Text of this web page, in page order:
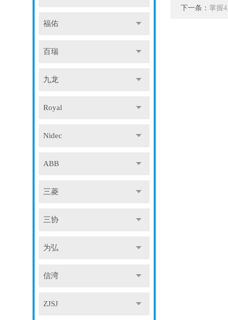
福佑
百瑞
九龙
Royal
Nidec
ABB
三菱
三协
为弘
信湾
ZJSJ
下一条： 掌握